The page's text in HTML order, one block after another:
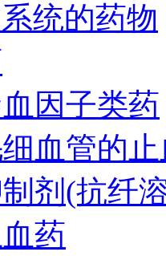
统的药物
因子类药
血管的
剂(抗纤
药